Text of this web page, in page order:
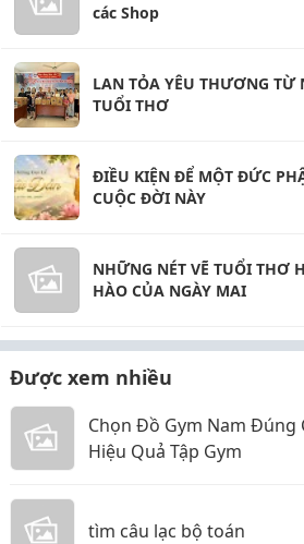
các Shop
LAN TỎA YÊU THƯƠNG TỪ
TUỔI THƠ
ĐIỀU KIỆN ĐỂ MỘT ĐỨC
CUỘC ĐỜI NÀY
NHỮNG NÉT VẼ TUỔI THƠ
HÀO CỦA NGÀY MAI
Được xem nhiều
Chọn Đồ Gym Nam Đúng
Hiệu Quả Tập Gym
tìm câu lạc bộ toán